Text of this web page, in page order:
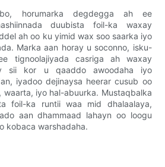
horumarka degdegga ah ee
duubista foil-ka waxay
ah oo ku yimid wax soo saarka iyo
Marka aan horay u soconno, isku-
tignoolajiyada casriga ah waxay
sii kor u qaaddo awoodaha iyo
iyadoo dejinaysa heerar cusub oo
waarta, iyo hal-abuurka. Mustaqbalka
foil-ka runtii waa mid dhalaalaya,
aan dhammaad lahayn oo loogu
kobaca warshadaha.